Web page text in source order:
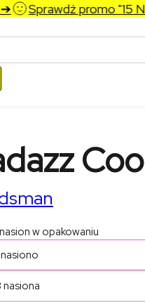
Sprawdź promo "15
w opakowaniu
nasiono
nasiona